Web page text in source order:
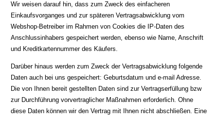
Wir weisen darauf hin, dass zum Zweck des einfacheren
Einkaufsvorganges und zur späteren Vertragsabwicklung vom
Webshop-Betreiber im Rahmen von Cookies die IP-Daten des
Anschlussinhabers gespeichert werden, ebenso wie Name, Anschrift
und Kreditkartennummer des Käufers.
Darüber hinaus werden zum Zweck der Vertragsabwicklung folgende
Daten auch bei uns gespeichert: Geburtsdatum und e-mail Adresse.
Die von Ihnen bereit gestellten Daten sind zur Vertragserfüllung bzw
zur Durchführung vorvertraglicher Maßnahmen erforderlich. Ohne
diese Daten können wir den Vertrag mit Ihnen nicht abschließen. Eine